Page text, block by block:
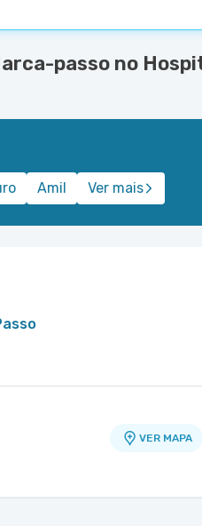
passo no
Amil Ver mais
VER MAPA